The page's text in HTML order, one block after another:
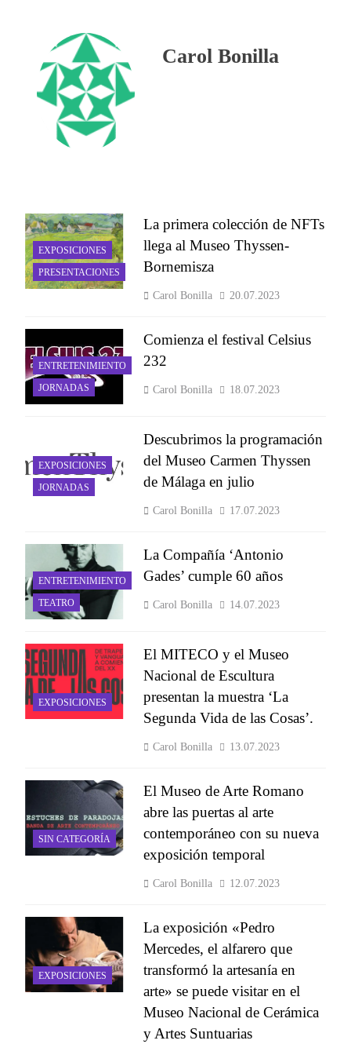
Carol Bonilla
EXPOSICIONES
PRESENTACIONES
La primera colección de NFTs
llega al Museo Thyssen-
Bornemisza
Carol Bonilla 20.07.2023
ENTRETENIMIENTO
JORNADAS
Comienza el festival Celsius
232
Carol Bonilla 18.07.2023
EXPOSICIONES
JORNADAS
Descubrimos la programación
del Museo Carmen Thyssen
de Málaga en julio
Carol Bonilla 17.07.2023
ENTRETENIMIENTO
TEATRO
La Compañía ‘Antonio
Gades’ cumple 60 años
Carol Bonilla 14.07.2023
EXPOSICIONES
El MITECO y el Museo
Nacional de Escultura
presentan la muestra ‘La
Segunda Vida de las Cosas’.
Carol Bonilla 13.07.2023
SIN CATEGORÍA
El Museo de Arte Romano
abre las puertas al arte
contemporáneo con su nueva
exposición temporal
Carol Bonilla 12.07.2023
EXPOSICIONES
La exposición «Pedro
Mercedes, el alfarero que
transformó la artesanía en
arte» se puede visitar en el
Museo Nacional de Cerámica
y Artes Suntuarias